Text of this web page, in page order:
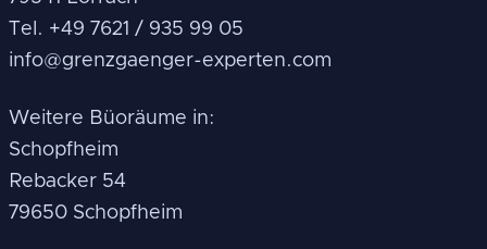
Tel. +49 7621 / 935 99 05
info@grenzgaenger-experten.com
Weitere Büoräume in:
Schopfheim
Rebacker 54
79650 Schopfheim